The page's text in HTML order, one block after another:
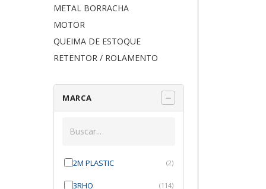
METAL BORRACHA
MOTOR
QUEIMA DE ESTOQUE
RETENTOR / ROLAMENTO
MARCA
2M PLASTIC (2)
3RHO (114)